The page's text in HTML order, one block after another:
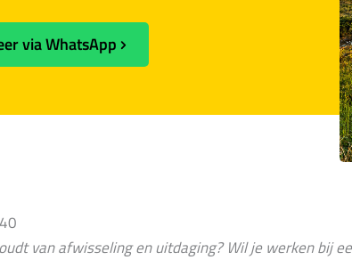
via WhatsApp
40
van afwisseling en uitdaging? Wil je werken bij